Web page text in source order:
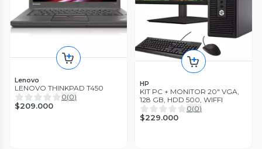
Lenovo
LENOVO THINKPAD T450
0(0)
$209.000
HP
KIT PC + MONITOR 20" VGA,
128 GB, HDD 500, WIFFI
0(0)
$229.000